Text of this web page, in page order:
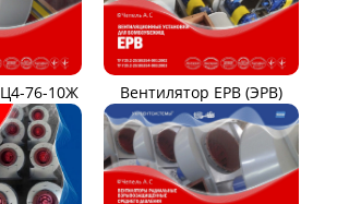
76-10Ж Вентилятор ЕРВ (ЭРВ)